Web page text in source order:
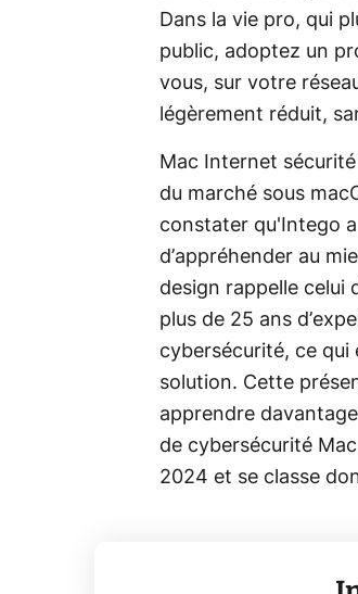
Dans la vie pro, qui
public, adoptez un
vous, sur votre
légèrement réduit,
Mac Internet
du marché sous
constater qu'Intego
d’appréhender au
design rappelle celui
plus de 25 ans
cybersécurité, ce
solution. Cette
apprendre
de cybersécurité
2024 et se classe